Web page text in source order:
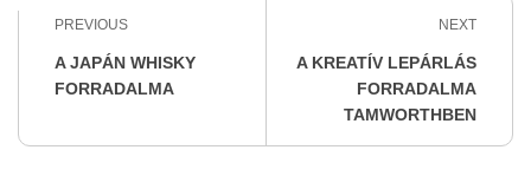
PREVIOUS
A JAPÁN WHISKY
FORRADALMA
NEXT
A KREATÍV LEPÁRLÁS
FORRADALMA
TAMWORTHBEN